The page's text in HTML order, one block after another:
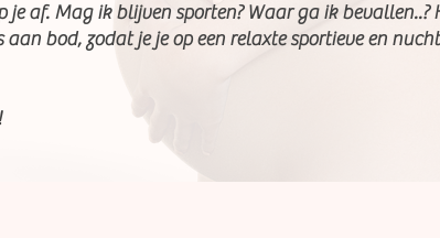
af. Mag ik blijven sporten? Waar ga ik bevallen..?
bod, zodat je je op een relaxte sportieve en